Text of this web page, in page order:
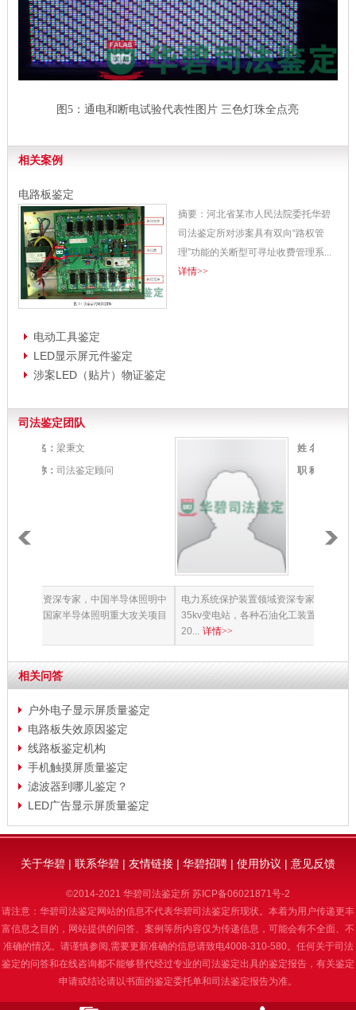
图5：通电和断电试验代表性图片 三色灯珠全点亮
相关案例
电路板鉴定
摘要：河北省某市人民法院委托华碧
司法鉴定所对涉案具有双向“路权管
理”功能的关断型可寻址收费管理系...
详情>>
电动工具鉴定
LED显示屏元件鉴定
涉案LED（贴片）物证鉴定
司法鉴定团队
司法鉴定顾问
电力系统保护装置领域资深专家；1984年至1999年设计过
35kv变电站，各种石油化工装置，中压双层柜研发并获专利；
相关问答
户外电子显示屏质量鉴定
电路板失效原因鉴定
线路板鉴定机构
手机触摸屏质量鉴定
滤波器到哪儿鉴定？
LED广告显示屏质量鉴定
关于华碧 | 联系华碧 | 友情链接 | 华碧招聘 | 使用协议 | 意见反馈
©2014-2021 华碧司法鉴定所 苏ICP备06021871号-2
请注意：华碧司法鉴定网站的信息不代表华碧司法鉴定所现状。本着为用户传递更丰
富信息之目的，网站提供的问答、案例等所内容仅为传递信息，可能会有不全面、不
准确的情况。请谨慎参阅,需要更新准确的信息请致电4008-310-580。任何关于司法
鉴定的问答和在线咨询都不能够替代经过专业的司法鉴定出具的鉴定报告，有关鉴定
申请或结论请以书面的鉴定委托单和司法鉴定报告为准。